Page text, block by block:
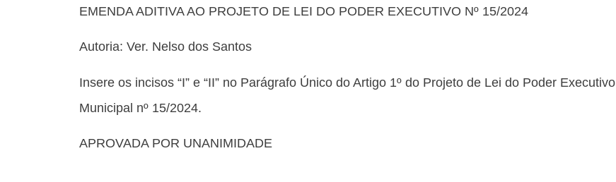
EMENDA ADITIVA AO PROJETO DE LEI DO PODER EXECUTIVO Nº 15/2024
Autoria: Ver. Nelso dos Santos
Insere os incisos “I” e “II” no Parágrafo Único do Artigo 1º do Projeto de Lei do Poder Executivo
Municipal nº 15/2024.
APROVADA POR UNANIMIDADE